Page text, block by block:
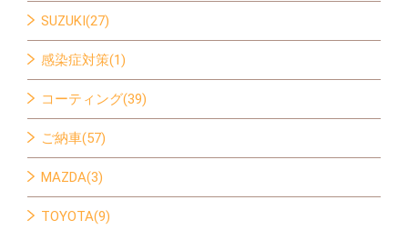
SUZUKI(27)
感染症対策(1)
コーティング(39)
ご納車(57)
MAZDA(3)
TOYOTA(9)